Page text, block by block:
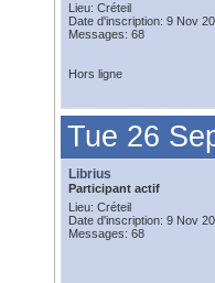
Lieu: Créteil
Date d'inscription: 9 Nov
Messages: 68
Hors ligne
Tue 26
Librius
Participant actif
Lieu: Créteil
Date d'inscription: 9 Nov
Messages: 68